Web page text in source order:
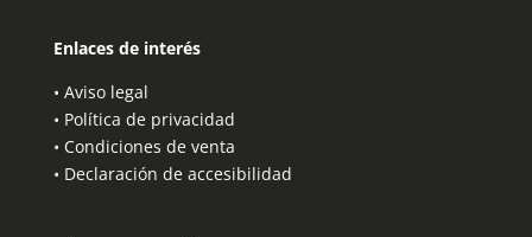
Enlaces de interés
• Aviso legal
• Política de privacidad
• Condiciones de venta
• Declaración de accesibilidad